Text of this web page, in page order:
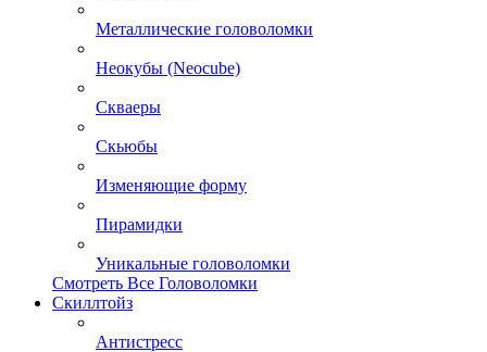
Металлические головоломки
Неокубы (Neocube)
Скваеры
Скьюбы
Изменяющие форму
Пирамидки
Уникальные головоломки
Смотреть Все Головоломки
Скиллтойз
Антистресс